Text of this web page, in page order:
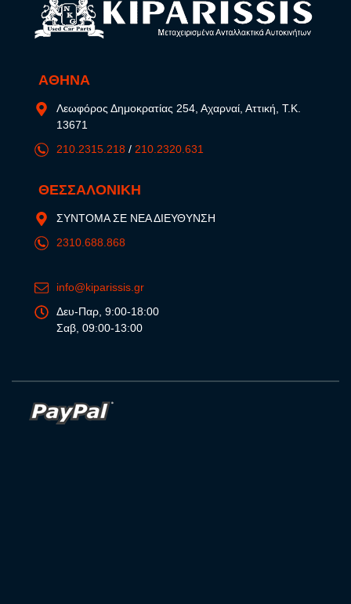
ΑΘΗΝΑ
Λεωφόρος Δημοκρατίας 254, Αχαρναί, Αττική, Τ.Κ.
13671
210.2315.218 / 210.2320.631
ΘΕΣΣΑΛΟΝΙΚΗ
ΣΥΝΤΟΜΑ ΣΕ ΝΕΑ ΔΙΕΥΘΥΝΣΗ
2310.688.868
info@kiparissis.gr
Δευ-Παρ, 9:00-18:00
Σαβ, 09:00-13:00